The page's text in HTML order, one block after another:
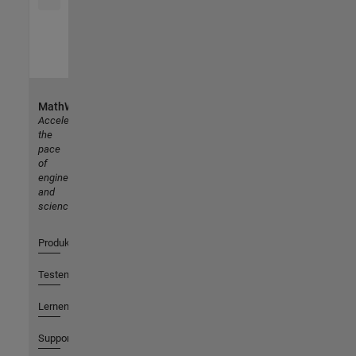
MathWorks
Accelerating
the
pace
of
engineering
and
science
Produkte
Testen oder Kaufen
Lernen
Support